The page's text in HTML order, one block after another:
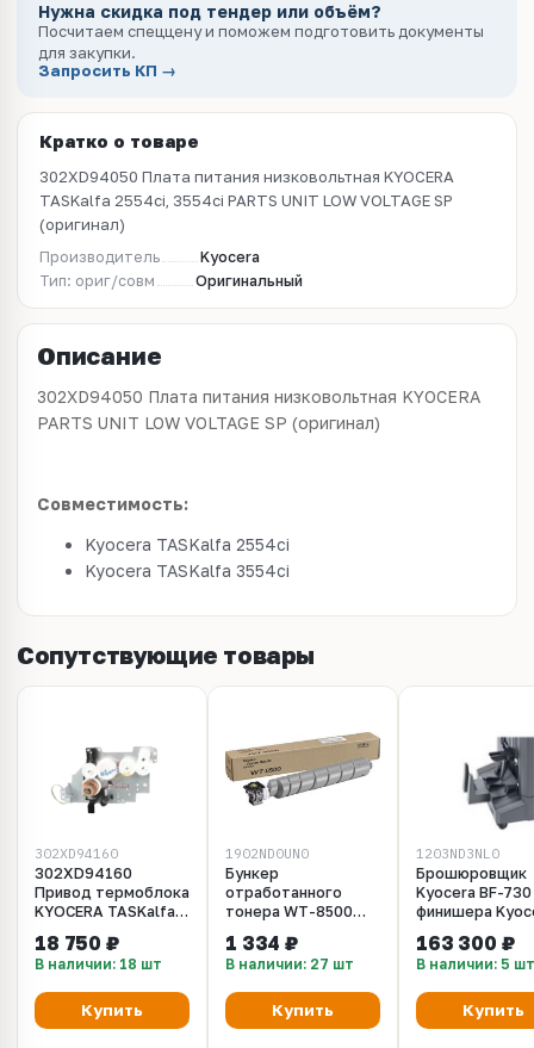
Нужна скидка под тендер или объём?
Посчитаем спеццену и поможем подготовить документы
для закупки.
Запросить КП →
Кратко о товаре
302XD94050 Плата питания низковольтная KYOCERA
TASKalfa 2554ci, 3554ci PARTS UNIT LOW VOLTAGE SP
(оригинал)
Производитель
Kyocera
Тип: ориг/совм
Оригинальный
Описание
302XD94050 Плата питания низковольтная KYOCERA
PARTS UNIT LOW VOLTAGE SP (оригинал)
Совместимость:
Kyocera TASKalfa 2554ci
Kyocera TASKalfa 3554ci
Сопутствующие товары
302XD94160
302XD94160
Привод термоблока
KYOCERA TASKalfa
18 750 ₽
В наличии: 18 шт
Купить
1902ND0UN0
Бункер
отработанного
тонера WT-8500
TASKalfa 4002i,
5002i, 6002i, 2552ci,
3252ci, 4052ci,
5052ci, 6052ci
(1902ND0UN0) 40K
1 334 ₽
В наличии: 27 шт
Купить
1203ND3NL0
Брошюровщик
Kyocera BF-
финишера
DF-790(C), DF-
DF-7140
(1203ND3NL0)
163 300 ₽
В наличии: 5 шт
Купить